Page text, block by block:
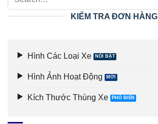
KIỂM TRA ĐƠN HÀNG
Hình Các Loại Xe
Hình Ảnh Hoạt Động
Kích Thước Thùng Xe